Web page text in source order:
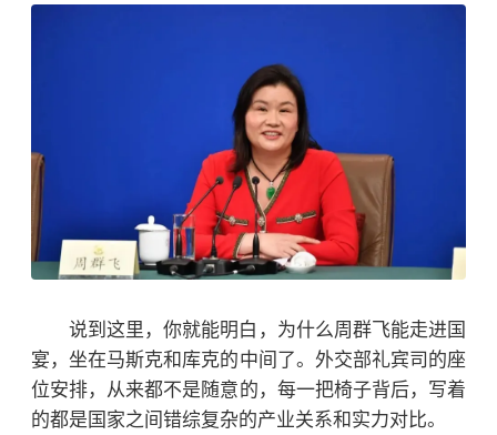
说到这里，你就能明白，为什么周群飞能走进国
宴，坐在马斯克和库克的中间了。外交部礼宾司的座
位安排，从来都不是随意的，每一把椅子背后，写着
的都是国家之间错综复杂的产业关系和实力对比。